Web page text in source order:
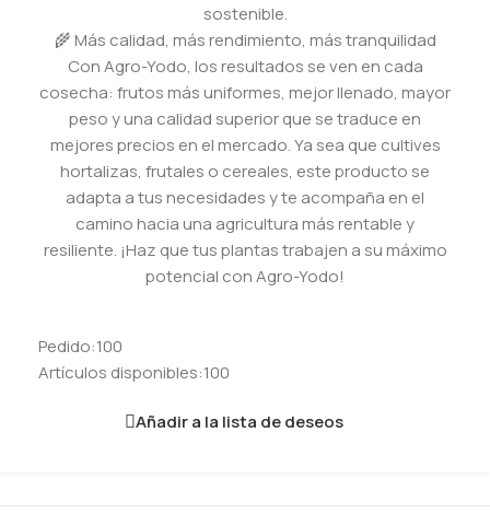
sostenible.
🌾 Más calidad, más rendimiento, más tranquilidad
Con Agro-Yodo, los resultados se ven en cada
cosecha: frutos más uniformes, mejor llenado, mayor
peso y una calidad superior que se traduce en
mejores precios en el mercado. Ya sea que cultives
hortalizas, frutales o cereales, este producto se
adapta a tus necesidades y te acompaña en el
camino hacia una agricultura más rentable y
resiliente. ¡Haz que tus plantas trabajen a su máximo
potencial con Agro-Yodo!
Pedido:100
Artículos disponibles:100
Añadir a la lista de deseos